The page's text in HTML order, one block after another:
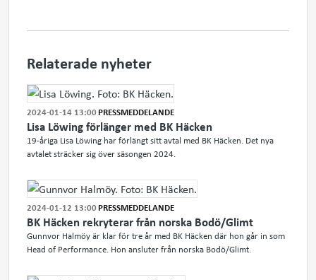
Relaterade nyheter
2024-01-14 13:00PRESSMEDDELANDE
Lisa Löwing förlänger med BK Häcken
19-åriga Lisa Löwing har förlängt sitt avtal med BK Häcken. Det nya
avtalet sträcker sig över säsongen 2024.
2024-01-12 13:00PRESSMEDDELANDE
BK Häcken rekryterar från norska Bodö/Glimt
Gunnvor Halmöy är klar för tre år med BK Häcken där hon går in som
Head of Performance. Hon ansluter från norska Bodö/Glimt.